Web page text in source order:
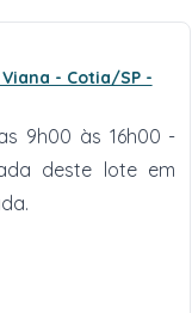
Viana - Cotia/SP -
9h00 às 16h00 -
deste lote em